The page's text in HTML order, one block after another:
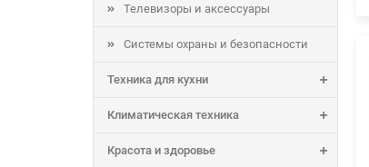
Телевизоры и аксессуары
Системы охраны и безопасности
Техника для кухни
Климатическая техника
Красота и здоровье